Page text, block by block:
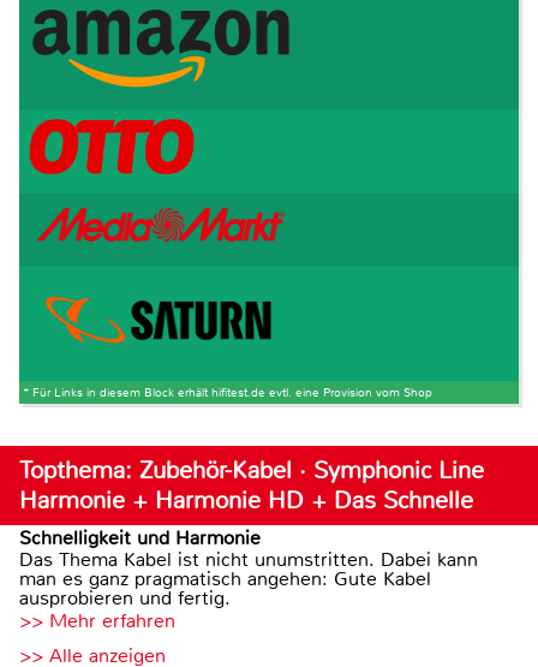
* Für Links in diesem Block erhält hifitest.de evtl. eine Provision vom Shop
Topthema: Zubehör-Kabel · Symphonic Line
Harmonie + Harmonie HD + Das Schnelle
Schnelligkeit und Harmonie
Das Thema Kabel ist nicht unumstritten. Dabei kann
man es ganz pragmatisch angehen: Gute Kabel
ausprobieren und fertig.
>> Mehr erfahren
>> Alle anzeigen